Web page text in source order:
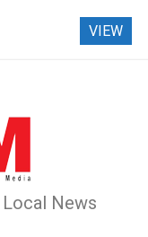
News
VIEW